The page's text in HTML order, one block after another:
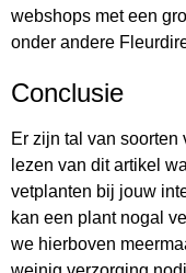
webshops met een
onder andere
Conclusie
Er zijn tal van
lezen van dit artikel
vetplanten bij jouw
kan een plant nogal
we hierboven